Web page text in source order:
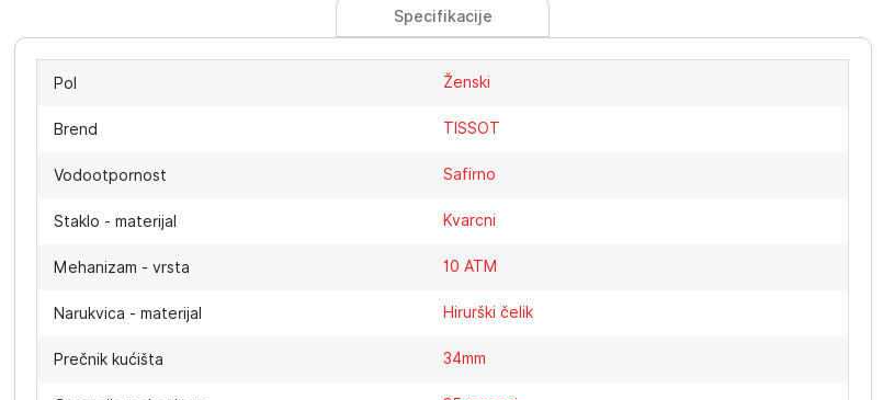
Specifikacije
Pol Ženski
Brend TISSOT
Vodootpornost Safirno
Staklo - materijal Kvarcni
Mehanizam - vrsta 10 ATM
Narukvica - materijal Hirurški čelik
Prečnik kućišta 34mm